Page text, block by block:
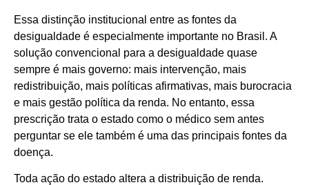
Essa distinção institucional entre as fontes da
desigualdade é especialmente importante no Brasil. A
solução convencional para a desigualdade quase
sempre é mais governo: mais intervenção, mais
redistribuição, mais políticas afirmativas, mais burocracia
e mais gestão política da renda. No entanto, essa
prescrição trata o estado como o médico sem antes
perguntar se ele também é uma das principais fontes da
doença.
Toda ação do estado altera a distribuição de renda.